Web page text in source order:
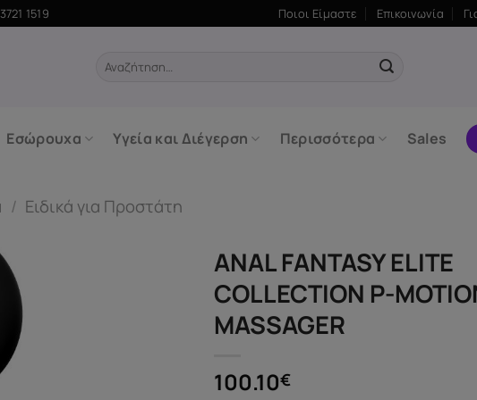
1519 Ποιοι Είμαστε Επικοινωνία
Αναζήτηση
Εσώρουχα Υγεία και Διέγερση Περισσότερα Sales
/ Ειδικά για Προστάτη
ANAL FANTASY ELITE
COLLECTION P-
MASSAGER
100.10€